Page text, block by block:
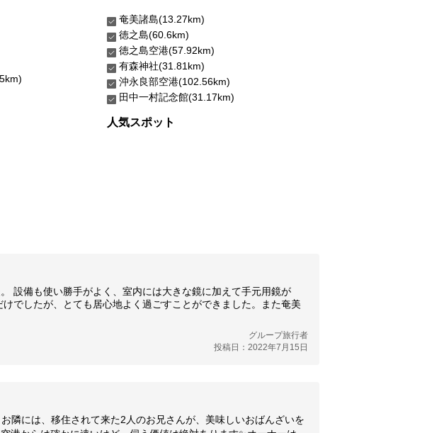
奄美諸島(13.27km)
徳之島(60.6km)
徳之島空港(57.92km)
有森神社(31.81km)
沖永良部空港(102.56km)
田中一村記念館(31.17km)
人気スポット
設備も使い勝手がよく、室内には大きな鏡に加えて手元用鏡が
でしたが、とても居心地よく過ごすことができました。また奄美
グループ旅行者
投稿日：2022年7月15日
隣には、移住されて来た2人のお兄さんが、美味しいおばんざいを